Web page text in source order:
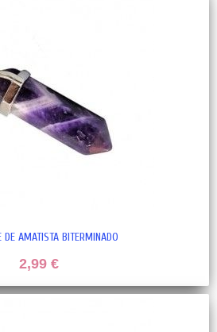
DE AMATISTA BITERMINADO
2,99 €